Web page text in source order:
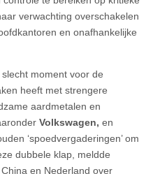
verwachting overschakelen
en onafhankelijke
moment voor de
heeft met strengere
aardmetalen en
Volkswagen, en
‘spoedvergaderingen’ om
dubbele klap, meldde
en Nederland over